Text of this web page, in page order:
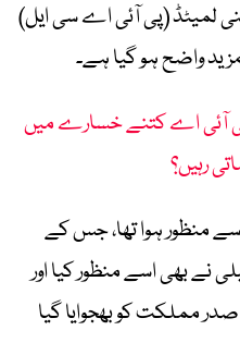
لمیٹڈ (پی آئی اے سی ایل)
مزید واضح ہو گیا ہے۔
تا 2024: پی آئی اے کتنے خسارے میں
رہیں؟
کو سینیٹ سے منظور ہوا تھا، جس کے
اسمبلی نے بھی اسے منظور کیا اور
مملکت کو بھجوایا گیا